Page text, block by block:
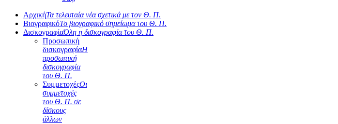
ΑρχικήΤα τελευταία νέα σχετικά με τον Θ. Π.
ΒιογραφικόΤο βιογραφικό σημείωμα του Θ. Π.
ΔισκογραφίαΌλη η δισκογραφία του Θ. Π.
Προσωπική
δισκογραφίαΗ
προσωπική
δισκογραφία
του Θ. Π.
ΣυμμετοχέςΟι
συμμετοχές
του Θ. Π. σε
δίσκους
άλλων